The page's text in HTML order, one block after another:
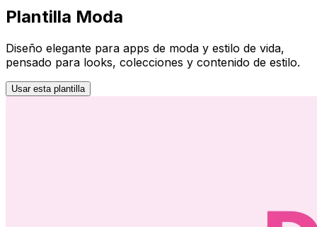
Plantilla Moda
Diseño elegante para apps de moda y estilo de vida,
pensado para looks, colecciones y contenido de estilo.
Usar esta plantilla